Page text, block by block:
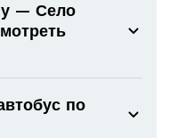
— Село
по